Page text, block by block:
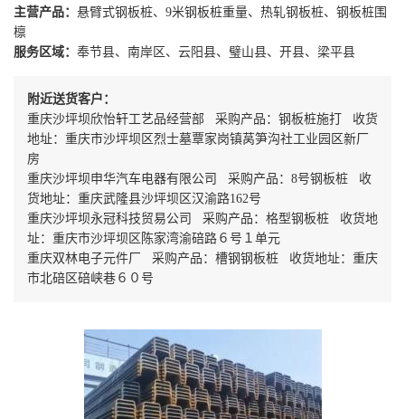
主营产品： 悬臂式钢板桩、9米钢板桩重量、热轧钢板桩、钢板桩围
檩
服务区域： 奉节县、南岸区、云阳县、璧山县、开县、梁平县
附近送货客户：
重庆沙坪坝欣怡轩工艺品经营部 采购产品：钢板桩施打 收货
地址：重庆市沙坪坝区烈士墓覃家岗镇莴笋沟社工业园区新厂
房
重庆沙坪坝申华汽车电器有限公司 采购产品：8号钢板桩 收
货地址：重庆武隆县沙坪坝区汉渝路162号
重庆沙坪坝永冠科技贸易公司 采购产品：格型钢板桩 收货地
址：重庆市沙坪坝区陈家湾渝碚路６号１单元
重庆双林电子元件厂 采购产品：槽钢钢板桩 收货地址：重庆
市北碚区碚峡巷６０号